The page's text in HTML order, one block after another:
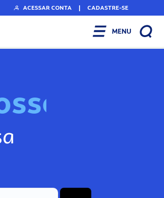
ACESSAR CONTA | CADASTRE-SE
MENU
sso